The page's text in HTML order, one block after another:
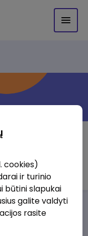
cookies)
ir turinio
būtini slapukai
galite valdyti
rasite